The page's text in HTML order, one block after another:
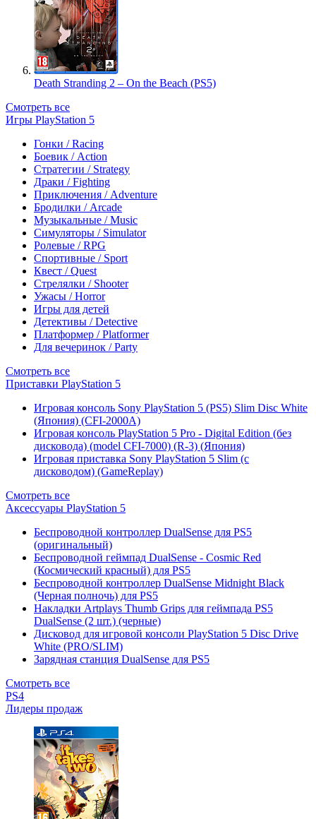
Death Stranding 2 – On the Beach (PS5)
Смотреть все
Игры PlayStation 5
Гонки / Racing
Боевик / Action
Стратегии / Strategy
Драки / Fighting
Приключения / Adventure
Бродилки / Arcade
Музыкальные / Music
Симуляторы / Simulator
Ролевые / RPG
Спортивные / Sport
Квест / Quest
Стрелялки / Shooter
Ужасы / Horror
Игры для детей
Детективы / Detective
Платформер / Platformer
Для вечеринок / Party
Смотреть все
Приставки PlayStation 5
Игровая консоль Sony PlayStation 5 (PS5) Slim Disc White
(Япония) (CFI-2000A)
Игровая консоль PlayStation 5 Pro - Digital Edition (без
дисковода) (model CFI-7000) (R-3) (Япония)
Игровая приставка Sony PlayStation 5 Slim (с
дисководом) (GameReplay)
Смотреть все
Аксессуары PlayStation 5
Беспроводной контроллер DualSense для PS5
(оригинальный)
Беспроводной геймпад DualSense - Cosmic Red
(Космический красный) для PS5
Беспроводной контроллер DualSense Midnight Black
(Черная полночь) для PS5
Накладки Artplays Thumb Grips для геймпада PS5
DualSense (2 шт.) (черные)
Дисковод для игровой консоли PlayStation 5 Disc Drive
White (PRO/SLIM)
Зарядная станция DualSense для PS5
Смотреть все
PS4
Лидеры продаж